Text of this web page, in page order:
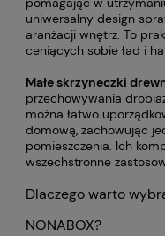
uniwersalny design
aranżacji wnętrz. To
ceniących sobie ład i
Małe skrzyneczki
przechowywania
można łatwo
domową, zachowując
pomieszczenia. Ich
wszechstronne
Dlaczego warto
NONABOX?